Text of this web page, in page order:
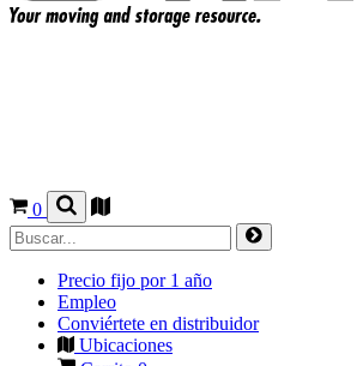
0
Precio fijo por 1 año
Empleo
Conviértete en distribuidor
Ubicaciones